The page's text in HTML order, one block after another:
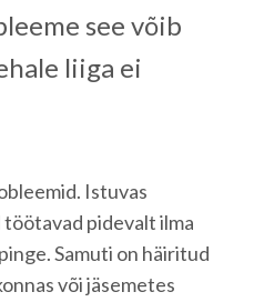
see võib
liiga ei
Istuvas
töötavad pidevalt ilma
Samuti on häiritud
või jäsemetes